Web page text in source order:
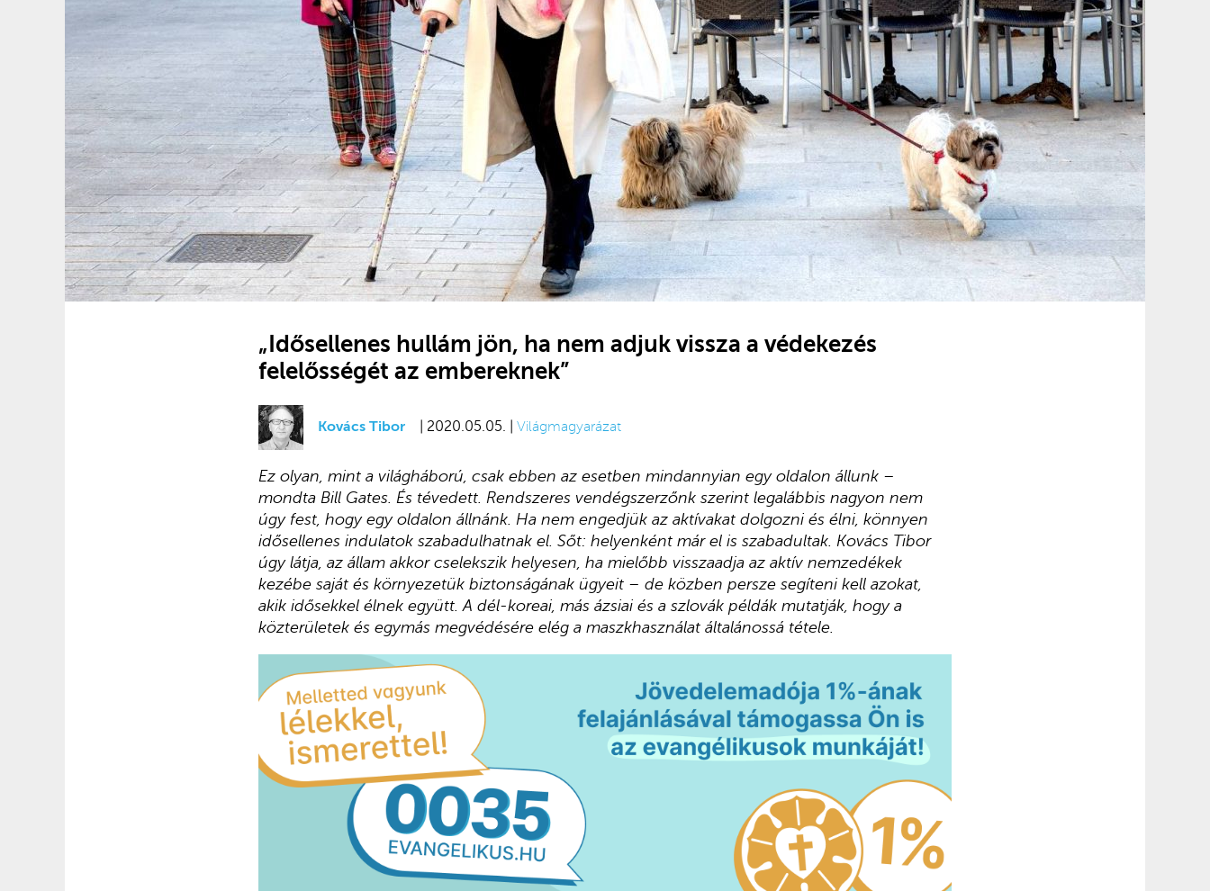
„Idősellenes hullám jön, ha nem adjuk vissza a védekezés
felelősségét az embereknek”
Kovács Tibor | 2020.05.05. | Világmagyarázat
Ez olyan, mint a világháború, csak ebben az esetben mindannyian egy oldalon állunk –
mondta Bill Gates. És tévedett. Rendszeres vendégszerzőnk szerint legalábbis nagyon nem
úgy fest, hogy egy oldalon állnánk. Ha nem engedjük az aktívakat dolgozni és élni, könnyen
idősellenes indulatok szabadulhatnak el. Sőt: helyenként már el is szabadultak. Kovács Tibor
úgy látja, az állam akkor cselekszik helyesen, ha mielőbb visszaadja az aktív nemzedékek
kezébe saját és környezetük biztonságának ügyeit – de közben persze segíteni kell azokat,
akik idősekkel élnek együtt. A dél-koreai, más ázsiai és a szlovák példák mutatják, hogy a
közterületek és egymás megvédésére elég a maszkhasználat általánossá tétele.